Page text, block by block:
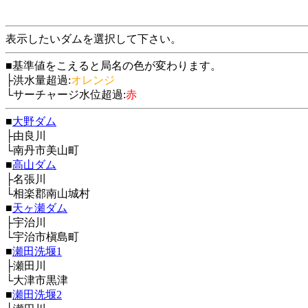
表示したいダムを選択して下さい。
■基準値をこえると局名の色が変わります。
├洪水量超過:オレンジ
└サーチャージ水位超過:赤
■大野ダム
├由良川
└南丹市美山町
■高山ダム
├名張川
└相楽郡南山城村
■天ヶ瀬ダム
├宇治川
└宇治市槇島町
■瀬田洗堰1
├瀬田川
└大津市黒津
■瀬田洗堰2